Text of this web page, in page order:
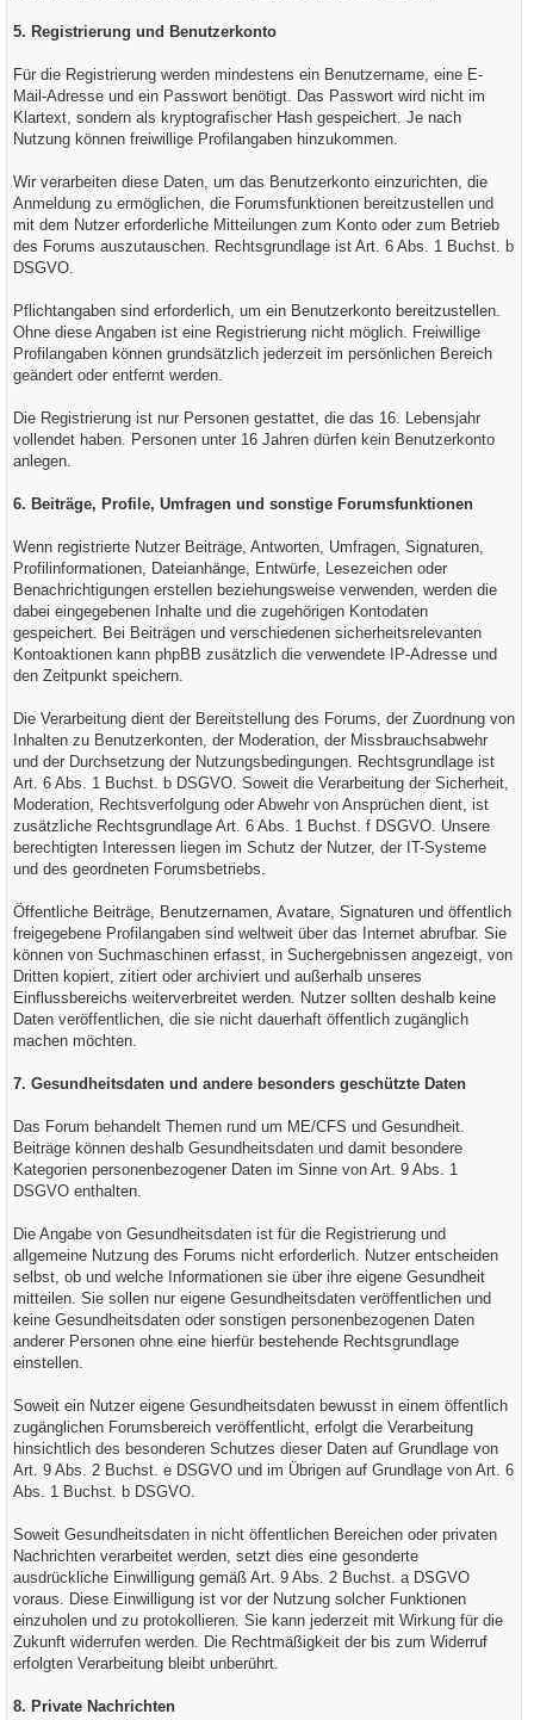
5. Registrierung und Benutzerkonto
Für die Registrierung werden mindestens ein Benutzername, eine E-
Mail-Adresse und ein Passwort benötigt. Das Passwort wird nicht im
Klartext, sondern als kryptografischer Hash gespeichert. Je nach
Nutzung können freiwillige Profilangaben hinzukommen.
Wir verarbeiten diese Daten, um das Benutzerkonto einzurichten, die
Anmeldung zu ermöglichen, die Forumsfunktionen bereitzustellen und
mit dem Nutzer erforderliche Mitteilungen zum Konto oder zum Betrieb
des Forums auszutauschen. Rechtsgrundlage ist Art. 6 Abs. 1 Buchst. b
DSGVO.
Pflichtangaben sind erforderlich, um ein Benutzerkonto bereitzustellen.
Ohne diese Angaben ist eine Registrierung nicht möglich. Freiwillige
Profilangaben können grundsätzlich jederzeit im persönlichen Bereich
geändert oder entfernt werden.
Die Registrierung ist nur Personen gestattet, die das 16. Lebensjahr
vollendet haben. Personen unter 16 Jahren dürfen kein Benutzerkonto
anlegen.
6. Beiträge, Profile, Umfragen und sonstige Forumsfunktionen
Wenn registrierte Nutzer Beiträge, Antworten, Umfragen, Signaturen,
Profilinformationen, Dateianhänge, Entwürfe, Lesezeichen oder
Benachrichtigungen erstellen beziehungsweise verwenden, werden die
dabei eingegebenen Inhalte und die zugehörigen Kontodaten
gespeichert. Bei Beiträgen und verschiedenen sicherheitsrelevanten
Kontoaktionen kann phpBB zusätzlich die verwendete IP-Adresse und
den Zeitpunkt speichern.
Die Verarbeitung dient der Bereitstellung des Forums, der Zuordnung von
Inhalten zu Benutzerkonten, der Moderation, der Missbrauchsabwehr
und der Durchsetzung der Nutzungsbedingungen. Rechtsgrundlage ist
Art. 6 Abs. 1 Buchst. b DSGVO. Soweit die Verarbeitung der Sicherheit,
Moderation, Rechtsverfolgung oder Abwehr von Ansprüchen dient, ist
zusätzliche Rechtsgrundlage Art. 6 Abs. 1 Buchst. f DSGVO. Unsere
berechtigten Interessen liegen im Schutz der Nutzer, der IT-Systeme
und des geordneten Forumsbetriebs.
Öffentliche Beiträge, Benutzernamen, Avatare, Signaturen und öffentlich
freigegebene Profilangaben sind weltweit über das Internet abrufbar. Sie
können von Suchmaschinen erfasst, in Suchergebnissen angezeigt, von
Dritten kopiert, zitiert oder archiviert und außerhalb unseres
Einflussbereichs weiterverbreitet werden. Nutzer sollten deshalb keine
Daten veröffentlichen, die sie nicht dauerhaft öffentlich zugänglich
machen möchten.
7. Gesundheitsdaten und andere besonders geschützte Daten
Das Forum behandelt Themen rund um ME/CFS und Gesundheit.
Beiträge können deshalb Gesundheitsdaten und damit besondere
Kategorien personenbezogener Daten im Sinne von Art. 9 Abs. 1
DSGVO enthalten.
Die Angabe von Gesundheitsdaten ist für die Registrierung und
allgemeine Nutzung des Forums nicht erforderlich. Nutzer entscheiden
selbst, ob und welche Informationen sie über ihre eigene Gesundheit
mitteilen. Sie sollen nur eigene Gesundheitsdaten veröffentlichen und
keine Gesundheitsdaten oder sonstigen personenbezogenen Daten
anderer Personen ohne eine hierfür bestehende Rechtsgrundlage
einstellen.
Soweit ein Nutzer eigene Gesundheitsdaten bewusst in einem öffentlich
zugänglichen Forumsbereich veröffentlicht, erfolgt die Verarbeitung
hinsichtlich des besonderen Schutzes dieser Daten auf Grundlage von
Art. 9 Abs. 2 Buchst. e DSGVO und im Übrigen auf Grundlage von Art. 6
Abs. 1 Buchst. b DSGVO.
Soweit Gesundheitsdaten in nicht öffentlichen Bereichen oder privaten
Nachrichten verarbeitet werden, setzt dies eine gesonderte
ausdrückliche Einwilligung gemäß Art. 9 Abs. 2 Buchst. a DSGVO
voraus. Diese Einwilligung ist vor der Nutzung solcher Funktionen
einzuholen und zu protokollieren. Sie kann jederzeit mit Wirkung für die
Zukunft widerrufen werden. Die Rechtmäßigkeit der bis zum Widerruf
erfolgten Verarbeitung bleibt unberührt.
8. Private Nachrichten